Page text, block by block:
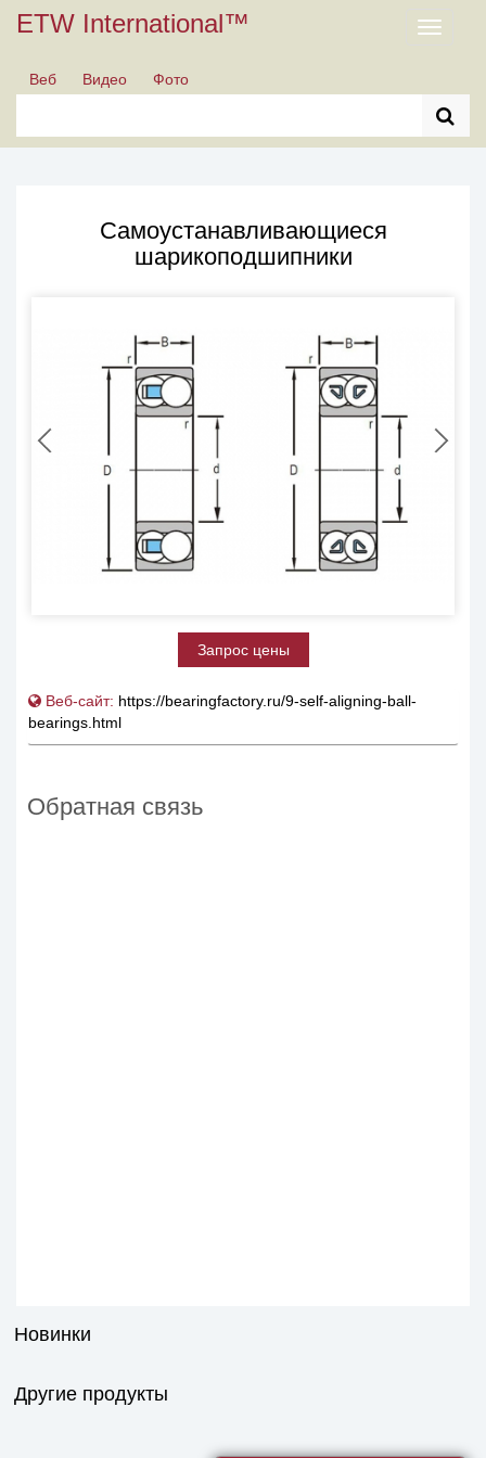
ETW International™
Toggle
Веб
Видео Фото
Самоустанавливающиеся
шарикоподшипники
Запрос цены
Веб-сайт: https://bearingfactory.ru/9-self-aligning-ball-
bearings.html
Обратная связь
Новинки
Другие продукты